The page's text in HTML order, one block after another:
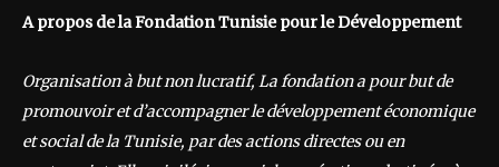
A propos de la Fondation Tunisie pour le Développement
Organisation à but non lucratif, La fondation a pour but de
promouvoir et d’accompagner le développement économique
et social de la Tunisie, par des actions directes ou en